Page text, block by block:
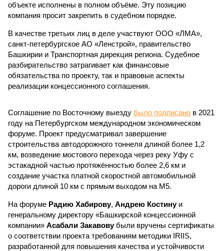
объекте исполнены в полном объёме. Эту позицию
компания просит закрепить в судебном порядке.
В качестве третьих лиц в деле участвуют ООО «ЛМА»,
санкт-петербургское АО «Ленстрой», правительство
Башкирии и Транспортная дирекция региона. Судебное
разбирательство затрагивает как финансовые
обязательства по проекту, так и правовые аспекты
реализации концессионного соглашения.
Соглашение по Восточному выезду было подписано в 2021
году на Петербургском международном экономическом
форуме. Проект предусматривал завершение
строительства автодорожного тоннеля длиной более 1,2
км, возведение мостового перехода через реку Уфу с
эстакадной частью протяжённостью более 2,6 км и
создание участка платной скоростной автомобильной
дороги длиной 10 км с прямым выходом на М5.
На форуме Радию Хабирову, Андрею Костинуи
генеральному директору «Башкирской концессионной
компании» Асабали Закавовубыли вручены сертификаты
о соответствии проекта требованиям методики IRIIS,
разработанной для повышения качества и устойчивости